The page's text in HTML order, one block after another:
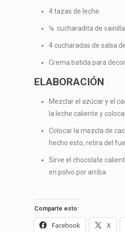
4 tazas de leche
¼ cucharadita de vainilla
4 cucharadas de salsa
Crema batida para
ELABORACIÓN
Mezclar el azúcar y el
la leche caliente y
Colocar la mezcla de
hecho esto, retira del
Sirve el chocolate
en polvo por arriba.
Comparte esto:
Facebook X